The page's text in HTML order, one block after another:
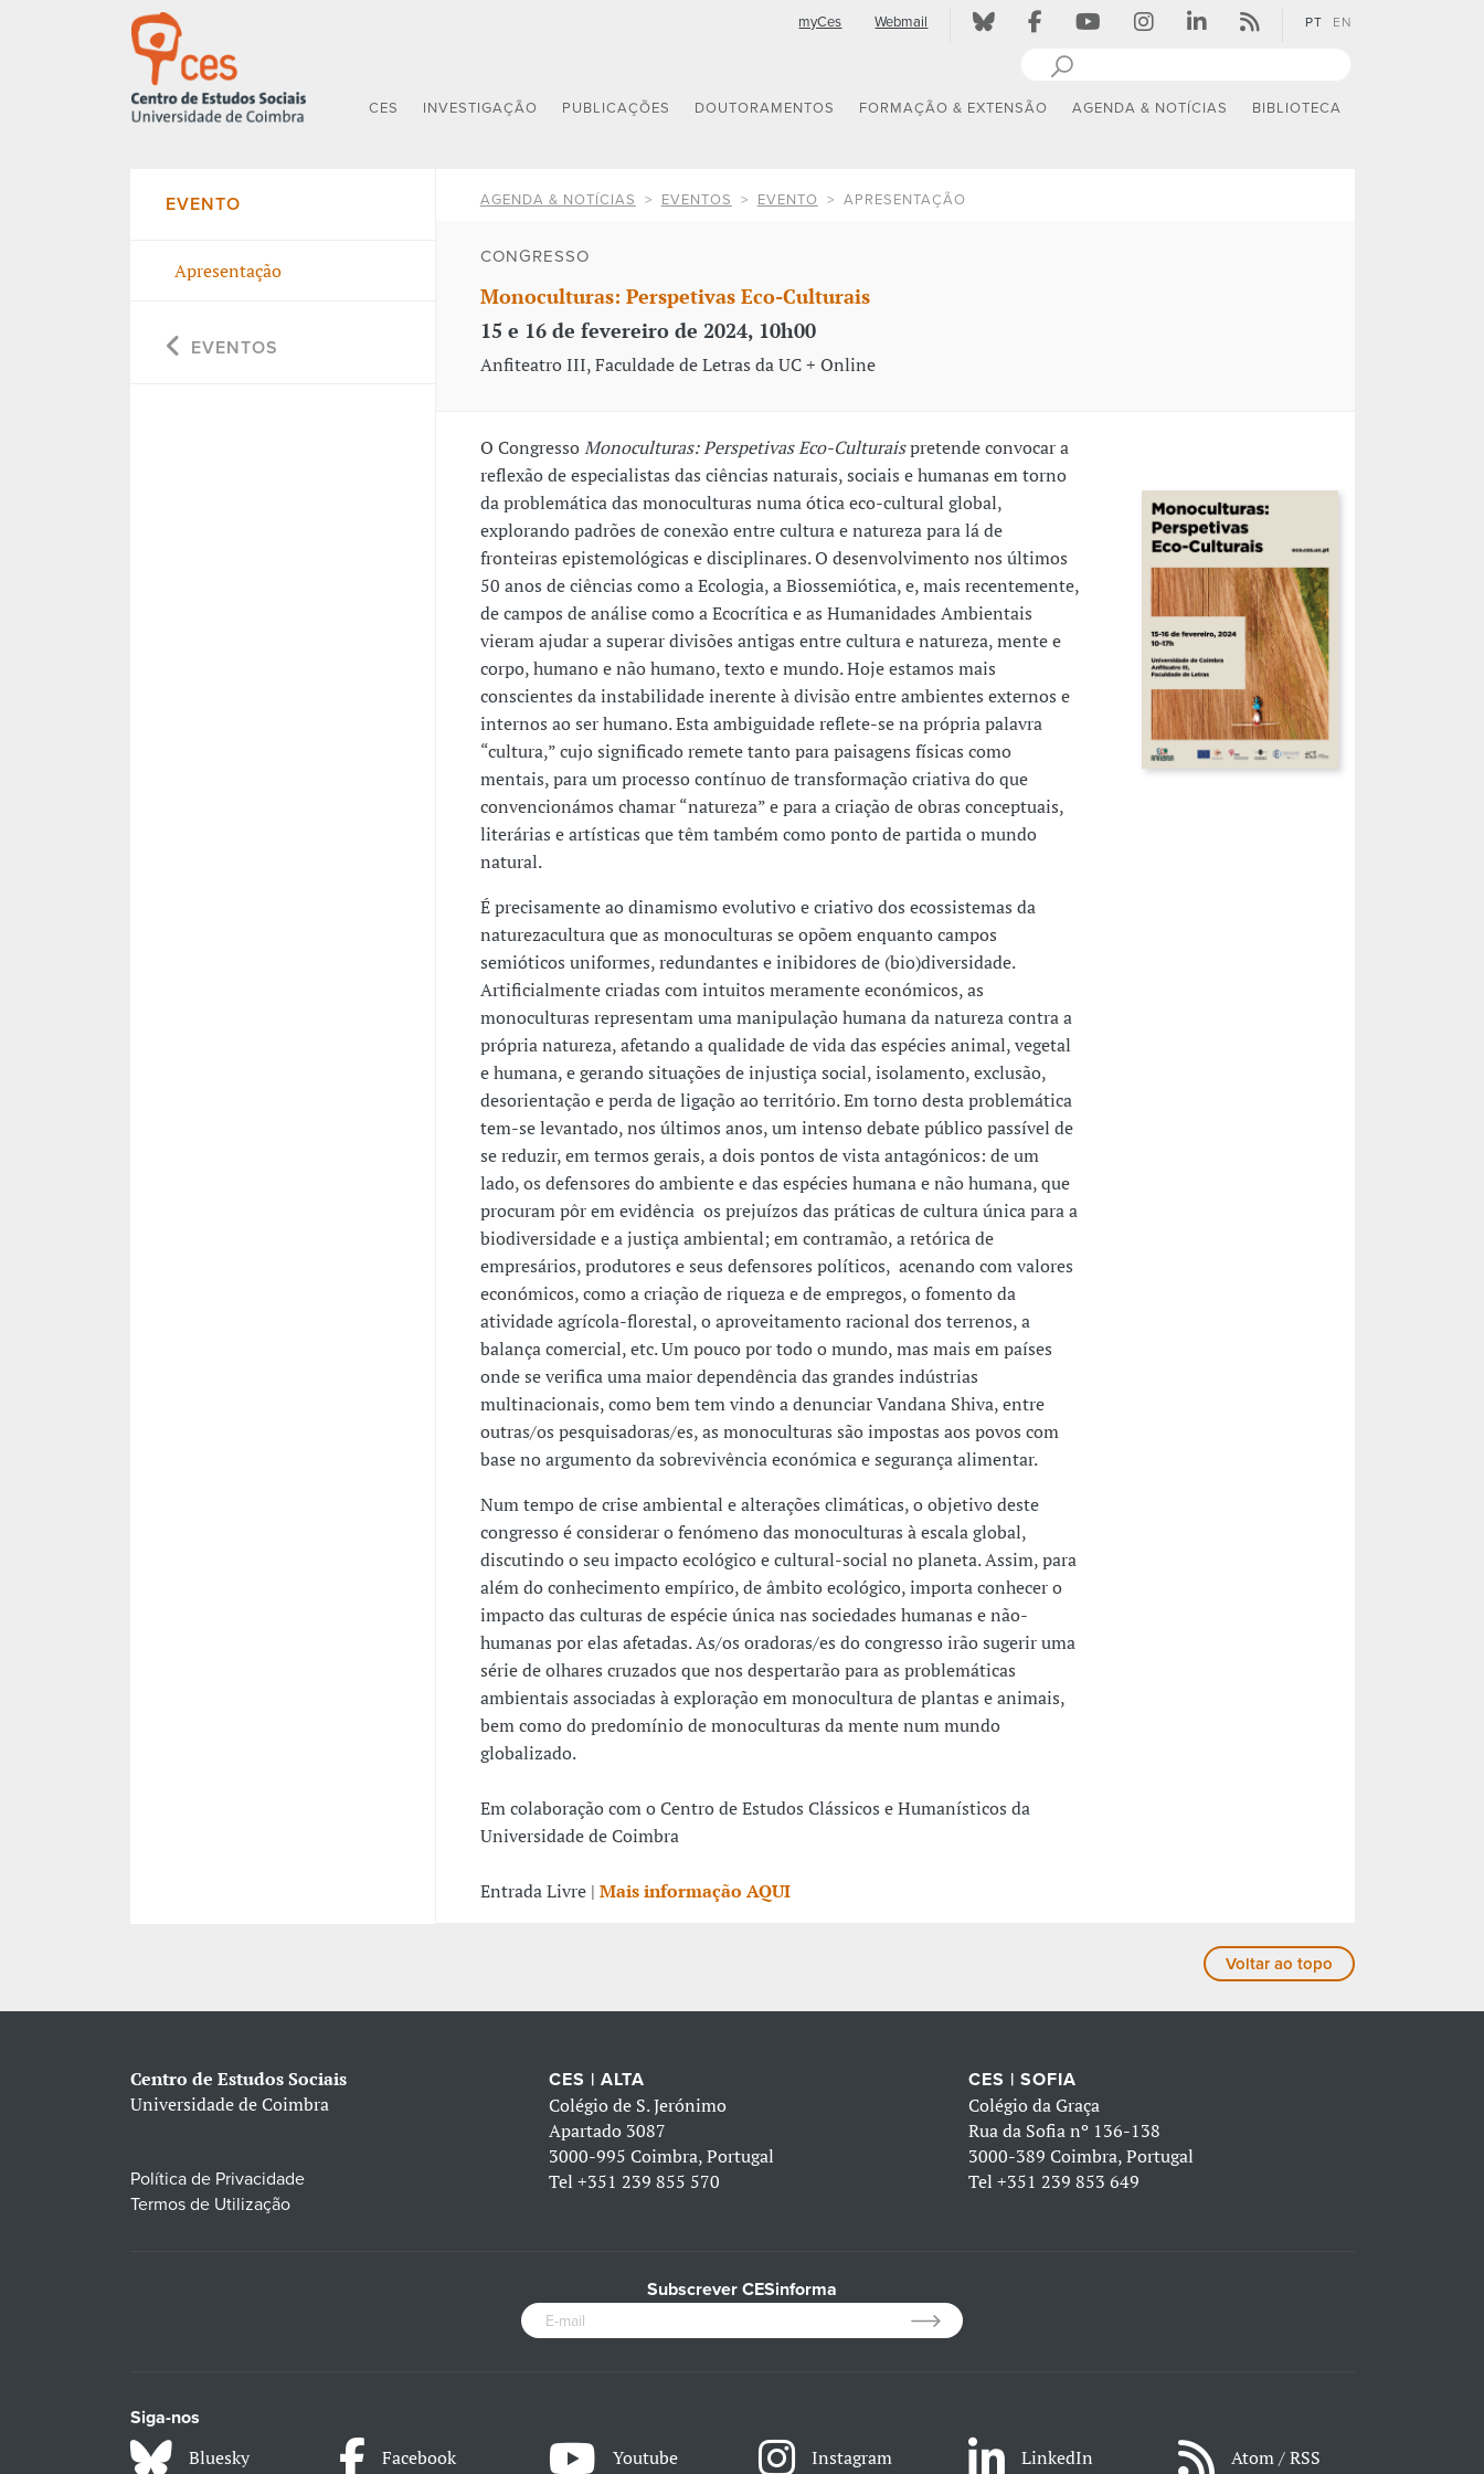
myCes Webmail PT EN
CES INVESTIGAÇÃO PUBLICAÇÕES DOUTORAMENTOS FORMAÇÃO & EXTENSÃO AGENDA & NOTÍCIAS BIBLIOTECA
EVENTO
Apresentação
EVENTOS
AGENDA & NOTÍCIAS EVENTOS EVENTO APRESENTAÇÃO
CONGRESSO
Monoculturas: Perspetivas Eco-Culturais
15 e 16 de fevereiro de 2024, 10h00
Anfiteatro III, Faculdade de Letras da UC + Online
O CongressoMonoculturas:Perspetivas Eco-Culturaispretende convocar a
reflexão de especialistas das ciências naturais, sociais e humanas em torno
da problemática das monoculturas numa ótica eco-cultural global,
explorando padrões de conexão entre cultura e natureza para lá de
fronteiras epistemológicas e disciplinares. O desenvolvimento nos últimos
50 anos de ciências como a Ecologia, a Biossemiótica, e, mais recentemente,
de campos de análise como a Ecocrítica e as Humanidades Ambientais
vieram ajudar a superar divisões antigas entre cultura e natureza, mente e
corpo, humano e não humano, texto e mundo. Hoje estamos mais
conscientes da instabilidade inerente à divisão entre ambientes externos e
internos ao ser humano. Esta ambiguidade reflete-se na própria palavra
“cultura,” cujo significado remete tanto para paisagens físicas como
mentais, para um processo contínuo de transformação criativa do que
convencionámos chamar “natureza” e para a criação de obras conceptuais,
literárias e artísticas que têm também como ponto de partida o mundo
natural.
É precisamente ao dinamismo evolutivo e criativo dos ecossistemas da
naturezacultura que as monoculturas se opõem enquanto campos
semióticos uniformes, redundantes e inibidores de (bio)diversidade.
Artificialmente criadas com intuitos meramente económicos, as
monoculturas representam uma manipulação humana da natureza contra a
própria natureza, afetando a qualidade de vida das espécies animal, vegetal
e humana, e gerando situações de injustiça social, isolamento, exclusão,
desorientação e perda de ligação ao território. Em torno desta problemática
tem-se levantado, nos últimos anos, um intenso debate público passível de
se reduzir, em termos gerais, a dois pontos de vista antagónicos: de um
lado, os defensores do ambiente e das espécies humana e não humana, que
procuram pôr em evidência os prejuízos das práticas de cultura única para a
biodiversidade e a justiça ambiental; em contramão, a retórica de
empresários, produtores e seus defensores políticos, acenando com valores
económicos, como a criação de riqueza e de empregos, o fomento da
atividade agrícola-florestal, o aproveitamento racional dos terrenos, a
balança comercial, etc. Um pouco por todo o mundo, mas mais em países
onde se verifica uma maior dependência das grandes indústrias
multinacionais, como bem tem vindo a denunciar Vandana Shiva, entre
outras/os pesquisadoras/es, as monoculturas são impostas aos povos com
base no argumento da sobrevivência económica e segurança alimentar.
Num tempo de crise ambiental e alterações climáticas, o objetivo deste
congresso é considerar o fenómeno das monoculturas à escala global,
discutindo o seu impacto ecológico e cultural-social no planeta. Assim, para
além do conhecimento empírico, de âmbito ecológico, importa conhecer o
impacto das culturas de espécie única nas sociedades humanas e não-
humanas por elas afetadas. As/os oradoras/es do congresso irão sugerir uma
série de olhares cruzados que nos despertarão para as problemáticas
ambientais associadas à exploração em monocultura de plantas e animais,
bem como do predomínio de monoculturas da mente num mundo
globalizado.
Em colaboração com o Centro de Estudos Clássicos e Humanísticos da
Universidade de Coimbra
Entrada Livre | Mais informação AQUI
Voltar ao topo
Centro de Estudos Sociais
Universidade de Coimbra
Política de Privacidade
Termos de Utilização
CES | ALTA
Colégio de S. Jerónimo
Apartado 3087
3000-995 Coimbra, Portugal
Tel+351 239 855 570
CES | SOFIA
Colégio da Graça
Rua da Sofia nº 136-138
3000-389 Coimbra, Portugal
Tel +351 239 853 649
Subscrever CESinforma
Siga-nos
Bluesky Facebook Youtube Instagram LinkedIn Atom / RSS